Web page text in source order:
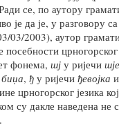
се, по аутору
је да је, у разговору
03/2003), аутор
фонема, шј у ријечи
биџа, ђ у ријечи ђевојка
црногорског језика
су дакле наведена не